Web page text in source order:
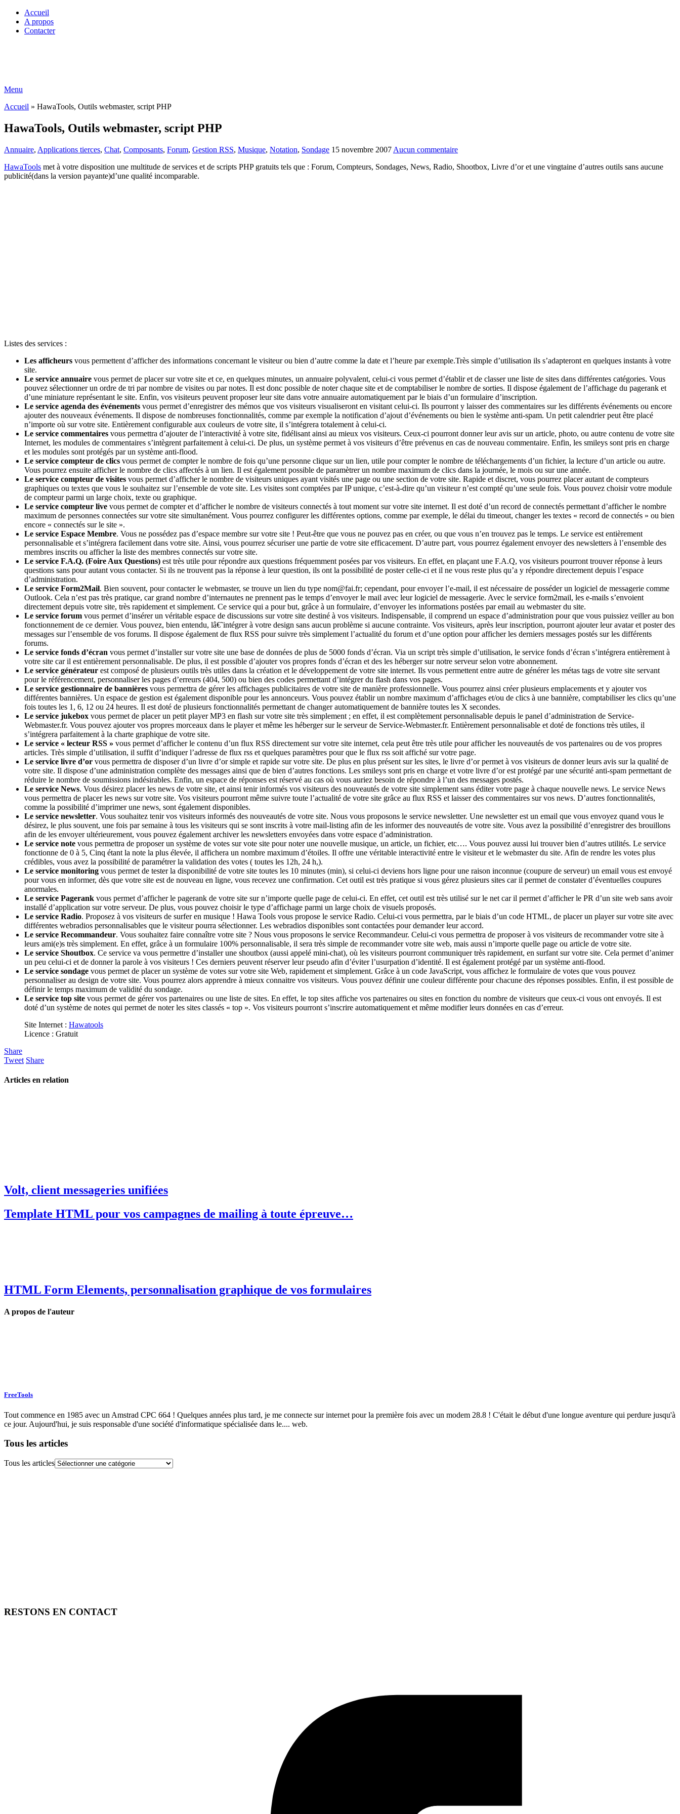
Accueil
A propos
Contacter
Menu
Accueil » HawaTools, Outils webmaster, script PHP
HawaTools, Outils webmaster, script PHP
Annuaire, Applications tierces, Chat, Composants, Forum, Gestion RSS, Musique, Notation, Sondage 15 novembre 2007 Aucun commentaire
HawaTools met à votre disposition une multitude de services et de scripts PHP gratuits tels que : Forum, Compteurs, Sondages, News, Radio, Shootbox, Livre d’or et une vingtaine d’autres outils sans aucune
publicité(dans la version payante)d’une qualité incomparable.
Listes des services :
Les afficheurs vous permettent d’afficher des informations concernant le visiteur ou bien d’autre comme la date et l’heure par exemple.Très simple d’utilisation ils s’adapteront en quelques instants à votre
site.
Le service annuaire vous permet de placer sur votre site et ce, en quelques minutes, un annuaire polyvalent, celui-ci vous permet d’établir et de classer une liste de sites dans différentes catégories. Vous
pouvez sélectionner un ordre de tri par nombre de visites ou par notes. Il est donc possible de noter chaque site et de comptabiliser le nombre de sorties. Il dispose également de l’affichage du pagerank et
d’une miniature représentant le site. Enfin, vos visiteurs peuvent proposer leur site dans votre annuaire automatiquement par le biais d’un formulaire d’inscription.
Le service agenda des événements vous permet d’enregistrer des mémos que vos visiteurs visualiseront en visitant celui-ci. Ils pourront y laisser des commentaires sur les différents événements ou encore
ajouter des nouveaux événements. Il dispose de nombreuses fonctionnalités, comme par exemple la notification d’ajout d’événements ou bien le système anti-spam. Un petit calendrier peut être placé
n’importe où sur votre site. Entièrement configurable aux couleurs de votre site, il s’intégrera totalement à celui-ci.
Le service commentaires vous permettra d’ajouter de l’interactivité à votre site, fidélisant ainsi au mieux vos visiteurs. Ceux-ci pourront donner leur avis sur un article, photo, ou autre contenu de votre site
Internet, les modules de commentaires s’intègrent parfaitement à celui-ci. De plus, un système permet à vos visiteurs d’être prévenus en cas de nouveau commentaire. Enfin, les smileys sont pris en charge
et les modules sont protégés par un système anti-flood.
Le service compteur de clics vous permet de compter le nombre de fois qu’une personne clique sur un lien, utile pour compter le nombre de téléchargements d’un fichier, la lecture d’un article ou autre.
Vous pourrez ensuite afficher le nombre de clics affectés à un lien. Il est également possible de paramètrer un nombre maximum de clics dans la journée, le mois ou sur une année.
Le service compteur de visites vous permet d’afficher le nombre de visiteurs uniques ayant visités une page ou une section de votre site. Rapide et discret, vous pourrez placer autant de compteurs
graphiques ou textes que vous le souhaitez sur l’ensemble de vote site. Les visites sont comptées par IP unique, c’est-à-dire qu’un visiteur n’est compté qu’une seule fois. Vous pouvez choisir votre module
de compteur parmi un large choix, texte ou graphique.
Le service compteur live vous permet de compter et d’afficher le nombre de visiteurs connectés à tout moment sur votre site internet. Il est doté d’un record de connectés permettant d’afficher le nombre
maximum de personnes connectées sur votre site simultanément. Vous pourrez configurer les différentes options, comme par exemple, le délai du timeout, changer les textes « record de connectés » ou bien
encore « connectés sur le site ».
Le service Espace Membre. Vous ne possédez pas d’espace membre sur votre site ! Peut-être que vous ne pouvez pas en créer, ou que vous n’en trouvez pas le temps. Le service est entièrement
personnalisable et s’intégrera facilement dans votre site. Ainsi, vous pourrez sécuriser une partie de votre site efficacement. D’autre part, vous pourrez également envoyer des newsletters à l’ensemble des
membres inscrits ou afficher la liste des membres connectés sur votre site.
Le service F.A.Q. (Foire Aux Questions) est très utile pour répondre aux questions fréquemment posées par vos visiteurs. En effet, en plaçant une F.A.Q, vos visiteurs pourront trouver réponse à leurs
questions sans pour autant vous contacter. Si ils ne trouvent pas la réponse à leur question, ils ont la possibilité de poster celle-ci et il ne vous reste plus qu’a y répondre directement depuis l’espace
d’administration.
Le service Form2Mail. Bien souvent, pour contacter le webmaster, se trouve un lien du type nom@fai.fr; cependant, pour envoyer l’e-mail, il est nécessaire de posséder un logiciel de messagerie comme
Outlook. Cela n’est pas très pratique, car grand nombre d’internautes ne prennent pas le temps d’envoyer le mail avec leur logiciel de messagerie. Avec le service form2mail, les e-mails s’envoient
directement depuis votre site, très rapidement et simplement. Ce service qui a pour but, grâce à un formulaire, d’envoyer les informations postées par email au webmaster du site.
Le service forum vous permet d’insérer un véritable espace de discussions sur votre site destiné à vos visiteurs. Indispensable, il comprend un espace d’administration pour que vous puissiez veiller au bon
fonctionnement de ce dernier. Vous pouvez, bien entendu, lâ€˜intégrer à votre design sans aucun problème si aucune contrainte. Vos visiteurs, après leur inscription, pourront ajouter leur avatar et poster des
messages sur l’ensemble de vos forums. Il dispose également de flux RSS pour suivre très simplement l’actualité du forum et d’une option pour afficher les derniers messages postés sur les différents
forums.
Le service fonds d’écran vous permet d’installer sur votre site une base de données de plus de 5000 fonds d’écran. Via un script très simple d’utilisation, le service fonds d’écran s’intégrera entièrement à
votre site car il est entièrement personnalisable. De plus, il est possible d’ajouter vos propres fonds d’écran et des les héberger sur notre serveur selon votre abonnement.
Le service générateur est composé de plusieurs outils très utiles dans la création et le développement de votre site internet. Ils vous permettent entre autre de générer les métas tags de votre site servant
pour le référencement, personnaliser les pages d’erreurs (404, 500) ou bien des codes permettant d’intégrer du flash dans vos pages.
Le service gestionnaire de bannières vous permettra de gérer les affichages publicitaires de votre site de manière professionnelle. Vous pourrez ainsi créer plusieurs emplacements et y ajouter vos
différentes bannières. Un espace de gestion est également disponible pour les annonceurs. Vous pouvez établir un nombre maximum d’affichages et/ou de clics à une bannière, comptabiliser les clics qu’une
fois toutes les 1, 6, 12 ou 24 heures. Il est doté de plusieurs fonctionnalités permettant de changer automatiquement de bannière toutes les X secondes.
Le service jukebox vous permet de placer un petit player MP3 en flash sur votre site très simplement ; en effet, il est complètement personnalisable depuis le panel d’administration de Service-
Webmaster.fr. Vous pouvez ajouter vos propres morceaux dans le player et même les héberger sur le serveur de Service-Webmaster.fr. Entièrement personnalisable et doté de fonctions très utiles, il
s’intégrera parfaitement à la charte graphique de votre site.
Le service « lecteur RSS » vous permet d’afficher le contenu d’un flux RSS directement sur votre site internet, cela peut être très utile pour afficher les nouveautés de vos partenaires ou de vos propres
articles. Très simple d’utilisation, il suffit d’indiquer l’adresse de flux rss et quelques paramètres pour que le flux rss soit affiché sur votre page.
Le service livre d’or vous permettra de disposer d’un livre d’or simple et rapide sur votre site. De plus en plus présent sur les sites, le livre d’or permet à vos visiteurs de donner leurs avis sur la qualité de
votre site. Il dispose d’une administration complète des messages ainsi que de bien d’autres fonctions. Les smileys sont pris en charge et votre livre d’or est protégé par une sécurité anti-spam permettant de
réduire le nombre de soumissions indésirables. Enfin, un espace de réponses est réservé au cas où vous auriez besoin de répondre à l’un des messages postés.
Le service News. Vous désirez placer les news de votre site, et ainsi tenir informés vos visiteurs des nouveautés de votre site simplement sans éditer votre page à chaque nouvelle news. Le service News
vous permettra de placer les news sur votre site. Vos visiteurs pourront même suivre toute l’actualité de votre site grâce au flux RSS et laisser des commentaires sur vos news. D’autres fonctionnalités,
comme la possibilité d’imprimer une news, sont également disponibles.
Le service newsletter. Vous souhaitez tenir vos visiteurs informés des nouveautés de votre site. Nous vous proposons le service newsletter. Une newsletter est un email que vous envoyez quand vous le
désirez, le plus souvent, une fois par semaine à tous les visiteurs qui se sont inscrits à votre mail-listing afin de les informer des nouveautés de votre site. Vous avez la possibilité d’enregistrer des brouillons
afin de les envoyer ultérieurement, vous pouvez également archiver les newsletters envoyées dans votre espace d’administration.
Le service note vous permettra de proposer un système de votes sur vote site pour noter une nouvelle musique, un article, un fichier, etc…. Vous pouvez aussi lui trouver bien d’autres utilités. Le service
fonctionne de 0 à 5, Cinq étant la note la plus élevée, il affichera un nombre maximum d’étoiles. Il offre une véritable interactivité entre le visiteur et le webmaster du site. Afin de rendre les votes plus
crédibles, vous avez la possibilité de paramétrer la validation des votes ( toutes les 12h, 24 h,).
Le service monitoring vous permet de tester la disponibilité de votre site toutes les 10 minutes (min), si celui-ci deviens hors ligne pour une raison inconnue (coupure de serveur) un email vous est envoyé
pour vous en informer, dès que votre site est de nouveau en ligne, vous recevez une confirmation. Cet outil est très pratique si vous gérez plusieurs sites car il permet de constater d’éventuelles coupures
anormales.
Le service Pagerank vous permet d’afficher le pagerank de votre site sur n’importe quelle page de celui-ci. En effet, cet outil est très utilisé sur le net car il permet d’afficher le PR d’un site web sans avoir
installé d’application sur votre serveur. De plus, vous pouvez choisir le type d’affichage parmi un large choix de visuels proposés.
Le service Radio. Proposez à vos visiteurs de surfer en musique ! Hawa Tools vous propose le service Radio. Celui-ci vous permettra, par le biais d’un code HTML, de placer un player sur votre site avec
différentes webradios personnalisables que le visiteur pourra sélectionner. Les webradios disponibles sont contactées pour demander leur accord.
Le service Recommandeur. Vous souhaitez faire connaître votre site ? Nous vous proposons le service Recommandeur. Celui-ci vous permettra de proposer à vos visiteurs de recommander votre site à
leurs ami(e)s très simplement. En effet, grâce à un formulaire 100% personnalisable, il sera très simple de recommander votre site web, mais aussi n’importe quelle page ou article de votre site.
Le service Shoutbox. Ce service va vous permettre d’installer une shoutbox (aussi appelé mini-chat), où les visiteurs pourront communiquer très rapidement, en surfant sur votre site. Cela permet d’animer
un peu celui-ci et de donner la parole à vos visiteurs ! Ces derniers peuvent réserver leur pseudo afin d’éviter l’usurpation d’identité. Il est également protégé par un système anti-flood.
Le service sondage vous permet de placer un système de votes sur votre site Web, rapidement et simplement. Grâce à un code JavaScript, vous affichez le formulaire de votes que vous pouvez
personnaliser au design de votre site. Vous pourrez alors apprendre à mieux connaitre vos visiteurs. Vous pouvez définir une couleur différente pour chacune des réponses possibles. Enfin, il est possible de
définir le temps maximum de validité du sondage.
Le service top site vous permet de gérer vos partenaires ou une liste de sites. En effet, le top sites affiche vos partenaires ou sites en fonction du nombre de visiteurs que ceux-ci vous ont envoyés. Il est
doté d’un système de notes qui permet de noter les sites classés « top ». Vos visiteurs pourront s’inscrire automatiquement et même modifier leurs données en cas d’erreur.
Site Internet : Hawatools
Licence : Gratuit
Share
Tweet Share
Articles en relation
Volt, client messageries unifiées
Template HTML pour vos campagnes de mailing à toute épreuve…
HTML Form Elements, personnalisation graphique de vos formulaires
A propos de l'auteur
FreeTools
Tout commence en 1985 avec un Amstrad CPC 664 ! Quelques années plus tard, je me connecte sur internet pour la première fois avec un modem 28.8 ! C'était le début d'une longue aventure qui perdure jusqu'à
ce jour. Aujourd'hui, je suis responsable d'une société d'informatique spécialisée dans le.... web.
Tous les articles
Tous les articles
RESTONS EN CONTACT